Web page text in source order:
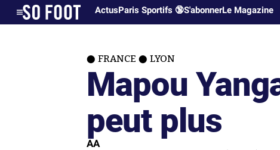
ActusParis Sportifs 🔞S'abonnerLe Magazine
FRANCE LYON
Mapou
peut plus
AA